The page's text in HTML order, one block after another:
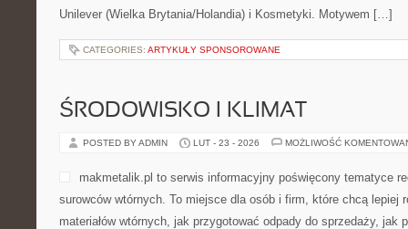
Unilever (Wielka Brytania/Holandia) i Kosmetyki. Motywem […]
CATEGORIES: ARTYKUŁY SPONSOROWANE
ŚRODOWISKO I KLIMAT
POSTED BY ADMIN LUT - 23 - 2026 MOŻLIWOŚĆ
makmetalik.pl to serwis informacyjny poświęcony tematyce
surowców wtórnych. To miejsce dla osób i firm, które chcą lepiej
materiałów wtórnych, jak przygotować odpady do sprzedaży, jak